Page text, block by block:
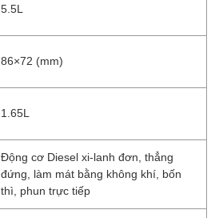
5.5L
86×72 (mm)
1.65L
Động cơ Diesel xi-lanh đơn, thẳng
đứng, làm mát bằng không khí, bốn
thì, phun trực tiếp